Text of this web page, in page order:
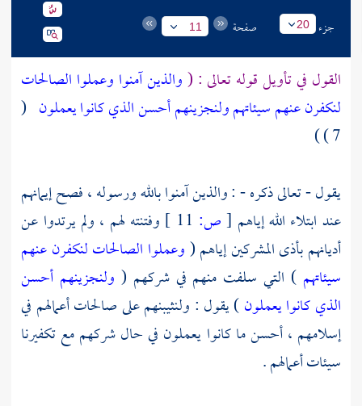
جزء 20 صفحة 11
القول في تأويل قوله تعالى : (والذين آمنوا وعملوا الصالحات
لنكفرن عنهم سيئاتهم ولنجزينهم أحسن الذي كانوا يعملون (
7 ) )
يقول - تعالى ذكره - : والذين آمنوا بالله ورسوله ، فصح إيمانهم
عند ابتلاء الله إياهم [ص:
وفتنته لهم ، ولم يرتدوا عن
أديانهم بأذى المشركين إياهم (وعملوا الصالحات لنكفرن عنهم
سيئاتهم) التي سلفت منهم في شركهم ( ولنجزينهم أحسن
الذي كانوا يعملون) يقول : ولنثيبنهم على صالحات أعمالهم في
إسلامهم ، أحسن ما كانوا يعملون في حال شركهم مع تكفيرنا
سيئات أعمالهم .